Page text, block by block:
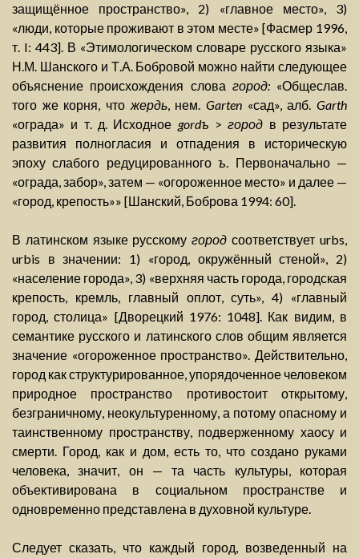
защищённое пространство», 2) «главное место», 3)
«люди, которые проживают в этом месте» [Фасмер 1996,
т. I: 443]. В «Этимологическом словаре русского языка»
Н.М. Шанского и Т.А. Бобровой можно найти следующее
объяснение происхождения слова город:«Общеслав.
того же корня, что жердь, нем.Garten «сад», алб.Garth
«ограда» и т. д. Исходное gordъ >город в результате
развития полногласия и отпадения в историческую
эпоху слабого редуцированногоъ. Первоначально —
«ограда, забор», затем — «огороженное место» и далее —
«город, крепость»» [Шанский, Боброва 1994: 60].
В латинском языке русскомугород соответствует urbs,
urbis в значении: 1) «город, окружённый стеной», 2)
«население города», 3) «верхняя часть города, городская
крепость, кремль, главный оплот, суть», 4) «главный
город, столица» [Дворецкий 1976: 1048]. Как видим, в
семантике русского и латинского слов общим является
значение «огороженное пространство». Действительно,
город как структурированное, упорядоченное человеком
природное пространство противостоит открытому,
безграничному, неокультуренному, а потому опасному и
таинственному пространству, подверженному хаосу и
смерти. Город, как и дом, есть то, что создано руками
человека, значит, он — та часть культуры, которая
объективирована в социальном пространстве и
одновременно представлена в духовной культуре.
Следует сказать, что каждый город, возведенный на